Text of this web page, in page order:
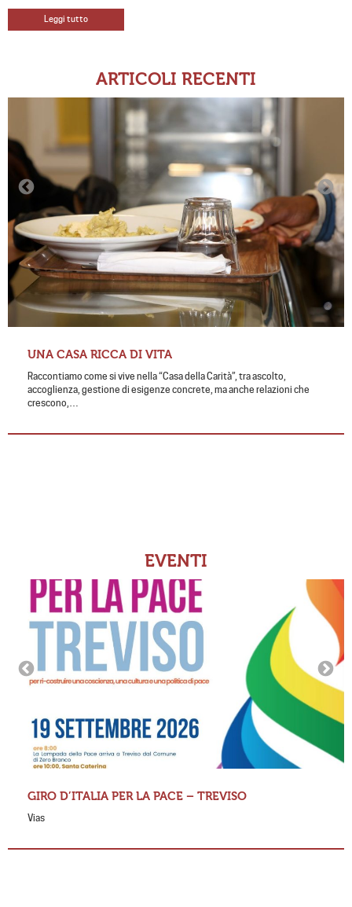
Leggi tutto
ARTICOLI RECENTI
UNA CASA RICCA DI VITA
Raccontiamo come si vive nella “Casa della Carità”, tra ascolto,
accoglienza, gestione di esigenze concrete, ma anche relazioni che
crescono,…
EVENTI
GIRO D’ITALIA PER LA PACE – TREVISO
Vias